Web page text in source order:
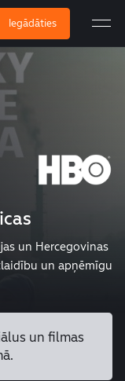
Iegādāties
un Hercegovinas
un apņēmīgu
un filmas